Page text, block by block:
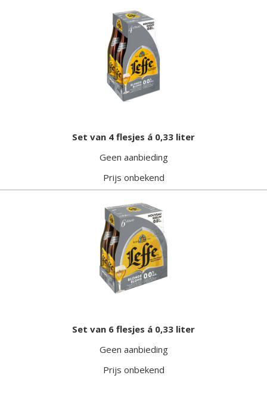
Set van 4 flesjes á 0,33 liter
Geen aanbieding
Prijs onbekend
Set van 6 flesjes á 0,33 liter
Geen aanbieding
Prijs onbekend